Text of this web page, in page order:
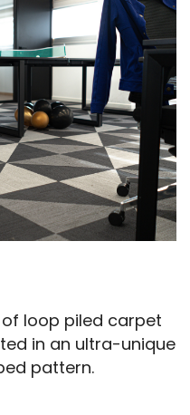
loop piled carpet
in an ultra-unique
pattern.